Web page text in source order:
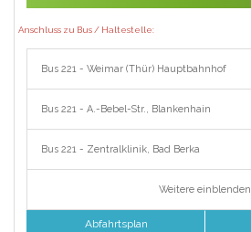
Anschluss zu Bus / Haltestelle:
Bus 221 - Weimar (Thür) Hauptbahnhof
Bus 221 - A.-Bebel-Str., Blankenhain
Bus 221 - Zentralklinik, Bad Berka
Weitere einblenden
Abfahrtsplan